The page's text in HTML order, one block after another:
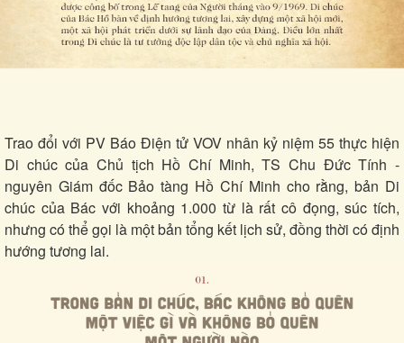
Trao đổi với PV Báo Điện tử VOV nhân kỷ niệm 55 thực hiện
Di chúc của Chủ tịch Hồ Chí Minh, TS Chu Đức Tính -
nguyên Giám đốc Bảo tàng Hồ Chí Minh cho rằng, bản Di
chúc của Bác với khoảng 1.000 từ là rất cô đọng, súc tích,
nhưng có thể gọi là một bản tổng kết lịch sử, đồng thời có định
hướng tương lai.